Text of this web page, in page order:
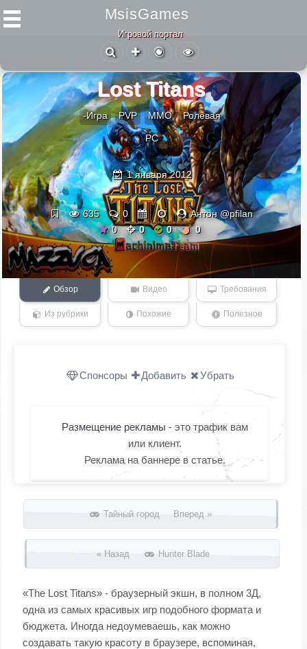
MsisGames
Игровой портал
Lost Titans
-Игра PVP ММО Ролевая
PC
1 января 2012
635 0
Антон @pfilan
0
0 0 0
Обзор Видео Требования
Из рубрики Похожие Полезное
Спонсоры Добавить Убрать
Размещение рекламы - это трафик вам
или клиент.
Реклама на баннере в статье.
Запись навигация
Тайный город Вперед »
« Назад Hunter Blade
«The Lost Titans» - браузерный экшн, в полном 3Д,
одна из самых красивых игр подобного формата и
бюджета. Иногда недоумеваешь, как можно
создавать такую красоту в браузере, вспоминая,